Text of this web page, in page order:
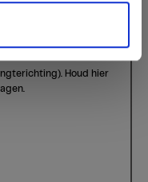
Houd hier